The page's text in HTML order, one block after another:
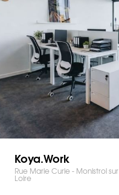
Koya.Work
Rue Marie Curie - Monistrol sur
Loire